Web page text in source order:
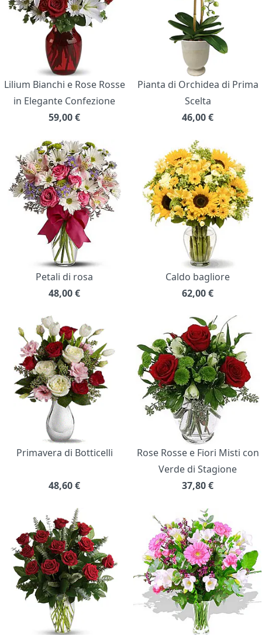
Lilium Bianchi e Rose Rosse
in Elegante Confezione
59,00€
Pianta di Orchidea di Prima
Scelta
46,00€
Petali di rosa
48,00€
Caldo bagliore
62,00€
Primavera di Botticelli
48,60€
Rose Rosse e Fiori Misti con
Verde di Stagione
37,80€